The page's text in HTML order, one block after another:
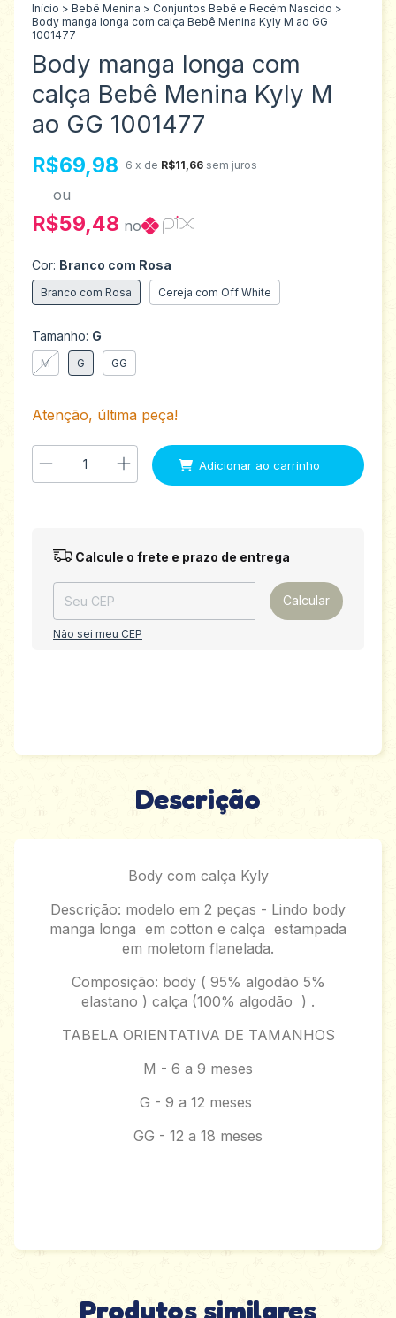
Início > Bebê Menina > Conjuntos Bebê e Recém Nascido >
Body manga longa com calça Bebê Menina Kyly M ao GG
1001477
Body manga longa com
calça Bebê Menina Kyly M
ao GG 1001477
R$69,98 6 x de R$11,66 sem juros
ou
R$59,48 no
Cor: Branco com Rosa
Branco com Rosa Cereja com Off White
Tamanho: G
M G GG
Atenção, última peça!
Entregas para o CEP: Alterar CEP
Calcule o frete e prazo de entrega
Calcular
Não sei meu CEP
Descrição
Body com calça Kyly
Descrição: modelo em 2 peças - Lindo body
manga longa em cotton e calça estampada
em moletom flanelada.
Composição: body ( 95% algodão 5%
elastano ) calça (100% algodão ) .
TABELA ORIENTATIVA DE TAMANHOS
M - 6 a 9 meses
G - 9 a 12 meses
GG - 12 a 18 meses
Produtos similares